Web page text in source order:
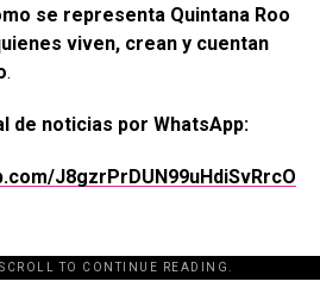
se representa Quintana Roo
viven, crean y cuentan
.
de noticias por WhatsApp:
J8gzrPrDUN99uHdiSvRrcO
TO CONTINUE READING.
id="243463"]